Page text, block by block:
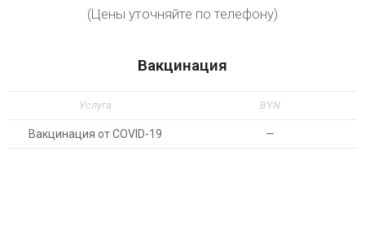
(Цены уточняйте по телефону)
Вакцинация
Услуга BYN
Вакцинация от COVID-19 —